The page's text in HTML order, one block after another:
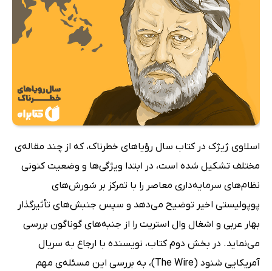
اسلاوی ژیژک در کتاب سال رؤیاهای خطرناک، که از چند مقاله‌ی
مختلف تشکیل شده است، در ابتدا ویژگی‌ها و وضعیت کنونی
نظام‌های سرمایه‌داری معاصر را با تمرکز بر شورش‌های
پوپولیستی اخیر توضیح می‌دهد و سپس جنبش‌های تأثیرگذار
بهار عربی و اشغال وال استریت را از جنبه‌های گوناگون بررسی
می‌نماید. در بخش دوم کتاب، نویسنده با ارجاع به سریال
آمریکایی شنود (The Wire)، به بررسی این مسئله‌‌ی مهم